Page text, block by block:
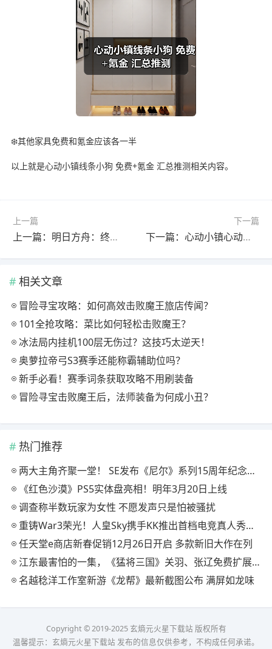
❄️其他家具免费和氪金应该各一半
以上就是心动小镇线条小狗 免费+氪金 汇总推测相关内容。
上一篇
上一篇：明日方舟：终末地//塔卫二畅游指南//景玉谷//
下一篇
下一篇：心动小镇心动小镇隐藏家具获取办法
相关文章
冒险寻宝攻略：如何高效击败魔王旅店传闻？
101全抢攻略：菜比如何轻松击败魔王？
冰法局内挂机100层无伤过？这技巧太逆天！
奥萝拉帝弓S3赛季还能称霸辅助位吗？
新手必看！赛季词条获取攻略不用刷装备
冒险寻宝击败魔王后，法师装备为何成小丑？
热门推荐
两大主角齐聚一堂！ SE发布《尼尔》系列15周年纪念典藏套装
《红色沙漠》PS5实体盘亮相！明年3月20日上线
调查称半数玩家为女性 不愿发声只是怕被骚扰
重铸War3荣光！人皇Sky携手KK推出首档电竞真人秀《寻找下一个Sky》
任天堂e商店新春促销12月26日开启 多款新旧大作在列
江东最害怕的一集，《猛将三国》关羽、张辽免费扩展包现已上线
名越稔洋工作室新游《龙帮》最新截图公布 满屏如龙味
Copyright © 2019-2025 玄熵元火星下载站 版权所有
温馨提示：玄熵元火星下载站 发布的信息仅供参考，不构成任何承诺。